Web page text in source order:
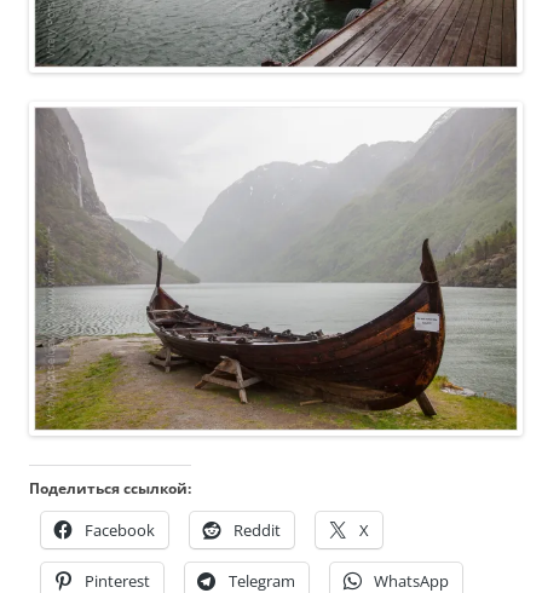
Поделиться ссылкой:
Facebook Reddit X
Pinterest Telegram WhatsApp